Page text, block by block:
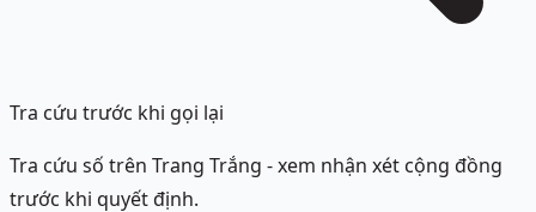
Tra cứu trước khi gọi lại
Tra cứu số trên Trang Trắng - xem nhận xét cộng đồng
trước khi quyết định.